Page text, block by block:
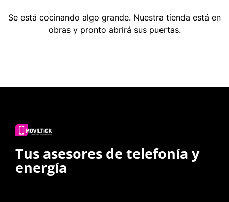
Se está cocinando algo grande. Nuestra tienda está en
obras y pronto abrirá sus puertas.
Tus asesores de telefonía y
energía